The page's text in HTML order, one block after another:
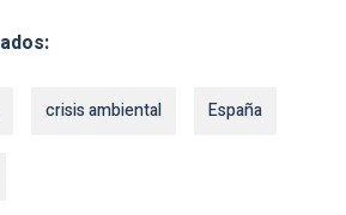
crisis ambiental España